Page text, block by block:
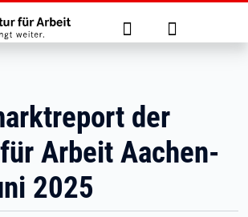
springen
Suche Anmelden
der
Arbeit Aachen-
2025